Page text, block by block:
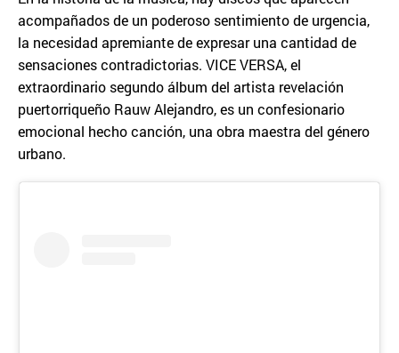
acompañados de un poderoso sentimiento de urgencia,
la necesidad apremiante de expresar una cantidad de
sensaciones contradictorias. VICE VERSA, el
extraordinario segundo álbum del artista revelación
puertorriqueño Rauw Alejandro, es un confesionario
emocional hecho canción, una obra maestra del género
urbano.